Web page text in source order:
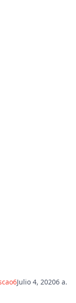
Julio 4, 20206 a.